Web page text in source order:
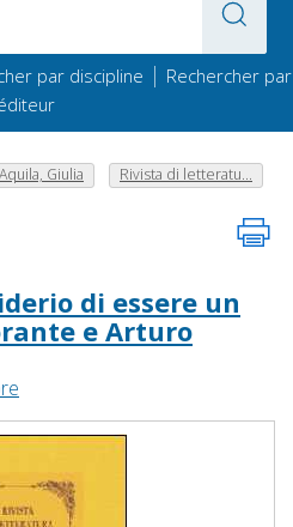
par discipline | Rechercher par
Giulia Rivista di letteratu...
di essere un
e Arturo